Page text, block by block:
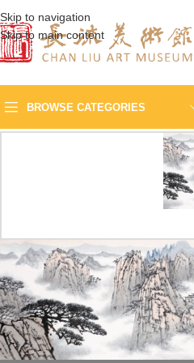
Skip to navigation
Skip to main content
BROWSE CATEGORIES